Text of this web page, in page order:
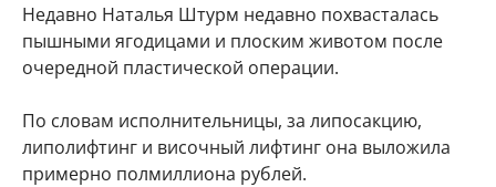
Недавно Наталья Штурм недавно похвасталась
пышными ягодицами и плоским животом после
очередной пластической операции.
По словам исполнительницы, за липосакцию,
липолифтинг и височный лифтинг она выложила
примерно полмиллиона рублей.